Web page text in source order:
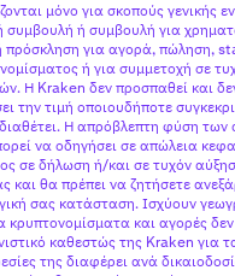
μόνο για σκοπούς γενικής
συμβουλή ή συμβουλή για
πρόσκληση για αγορά, πώληση,
ή για συμμετοχή σε
Η Kraken δεν προσπαθεί και
την τιμή οποιουδήποτε
Η απρόβλεπτη φύση
να οδηγήσει σε απώλεια
σε δήλωση ή/και σε τυχόν
και θα πρέπει να ζητήσετε
σας κατάσταση. Ισχύουν
κρυπτονομίσματα και αγορές
καθεστώς της Kraken για
της διαφέρει ανά